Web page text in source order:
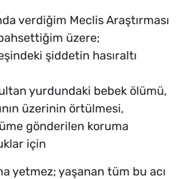
verdiğim Meclis Araştırması
üzere;
şiddetin hasıraltı
yurdundaki bebek ölümü,
üzerinin örtülmesi,
gönderilen koruma
için
yetmez; yaşanan tüm bu acı